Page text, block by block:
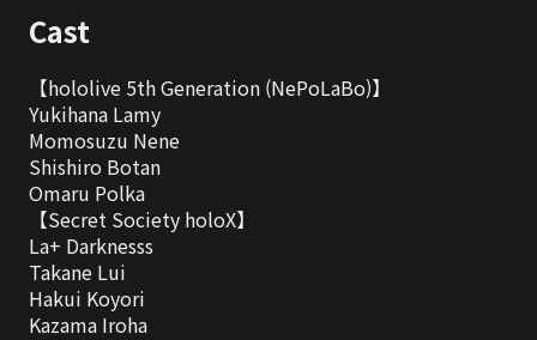
Cast
【hololive 5th Generation (NePoLaBo)】
Yukihana Lamy
Momosuzu Nene
Shishiro Botan
Omaru Polka
【Secret Society holoX】
La+ Darknesss
Takane Lui
Hakui Koyori
Kazama Iroha